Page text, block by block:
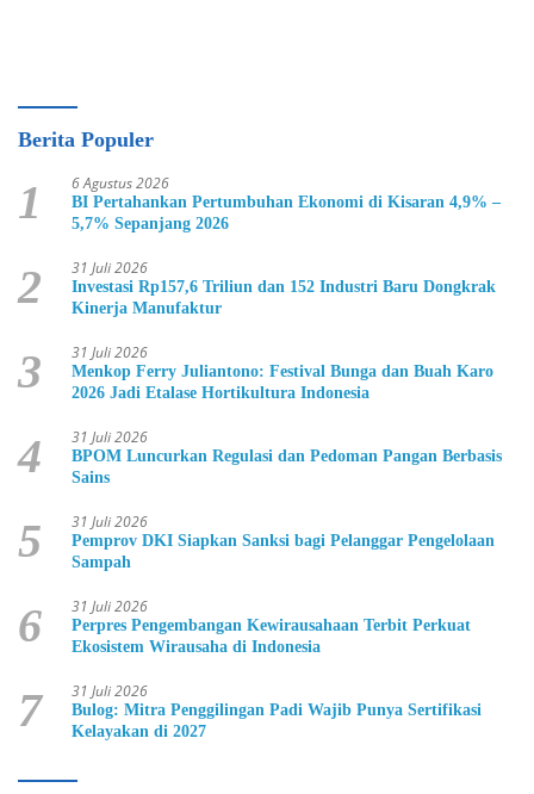
Berita Populer
1 6 Agustus 2026
BI Pertahankan Pertumbuhan Ekonomi di Kisaran 4,9% –
5,7% Sepanjang 2026
2 31 Juli 2026
Investasi Rp157,6 Triliun dan 152 Industri Baru Dongkrak
Kinerja Manufaktur
3 31 Juli 2026
Menkop Ferry Juliantono: Festival Bunga dan Buah Karo
2026 Jadi Etalase Hortikultura Indonesia
4 31 Juli 2026
BPOM Luncurkan Regulasi dan Pedoman Pangan Berbasis
Sains
5 31 Juli 2026
Pemprov DKI Siapkan Sanksi bagi Pelanggar Pengelolaan
Sampah
6 31 Juli 2026
Perpres Pengembangan Kewirausahaan Terbit Perkuat
Ekosistem Wirausaha di Indonesia
7 31 Juli 2026
Bulog: Mitra Penggilingan Padi Wajib Punya Sertifikasi
Kelayakan di 2027